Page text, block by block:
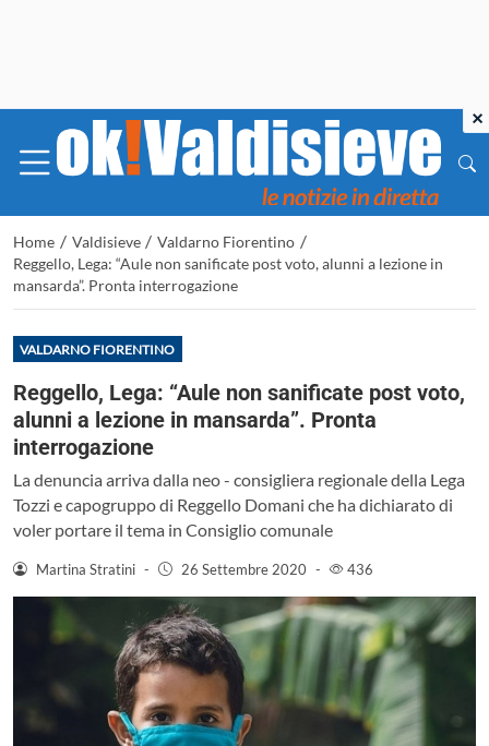
Home / Valdisieve / Valdarno Fiorentino /
Reggello, Lega: “Aule non sanificate post voto, alunni a lezione in
mansarda”. Pronta interrogazione
VALDARNO FIORENTINO
Reggello, Lega: “Aule non sanificate post voto,
alunni a lezione in mansarda”. Pronta
interrogazione
La denuncia arriva dalla neo - consigliera regionale della Lega
Tozzi e capogruppo di Reggello Domani che ha dichiarato di
voler portare il tema in Consiglio comunale
Martina Stratini - 26 Settembre 2020 - 436
×